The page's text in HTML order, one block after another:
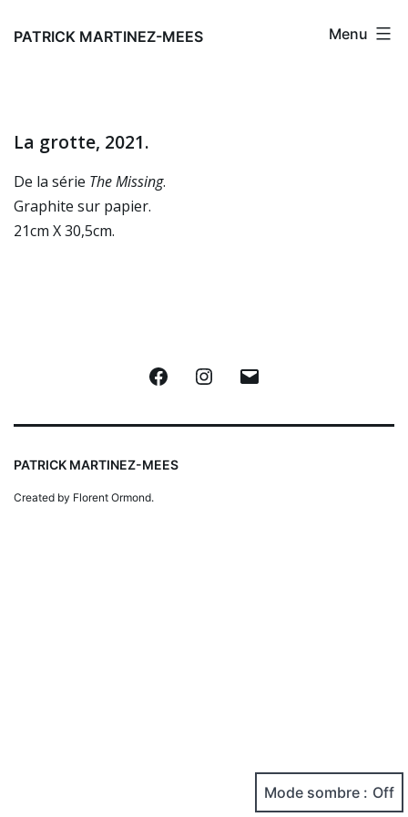
auPATRICK MARTINEZ-MEES Menu
La grotte, 2021.
De la série The Missing.
Graphite sur papier.
21cm X 30,5cm.
FacebookInstagram
PATRICK MARTINEZ-MEES
Created by Florent Ormond.
Mode sombre :